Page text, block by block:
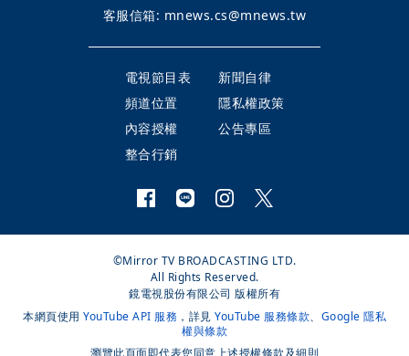
客服信箱: mnews.cs@mnews.tw
電視節目表
新聞自律
頻道位置
隱私權政策
內容授權
公告專區
整合行銷
©Mirror TV BROADCASTING LTD.
All Rights Reserved.
鏡電視股份有限公司 版權所有
本網頁使用 YouTube API 服務 ，詳見 YouTube 服務條款、 Google 隱私
權與條款
瀏覽此頁面即代表您同意上述授權條款及細則